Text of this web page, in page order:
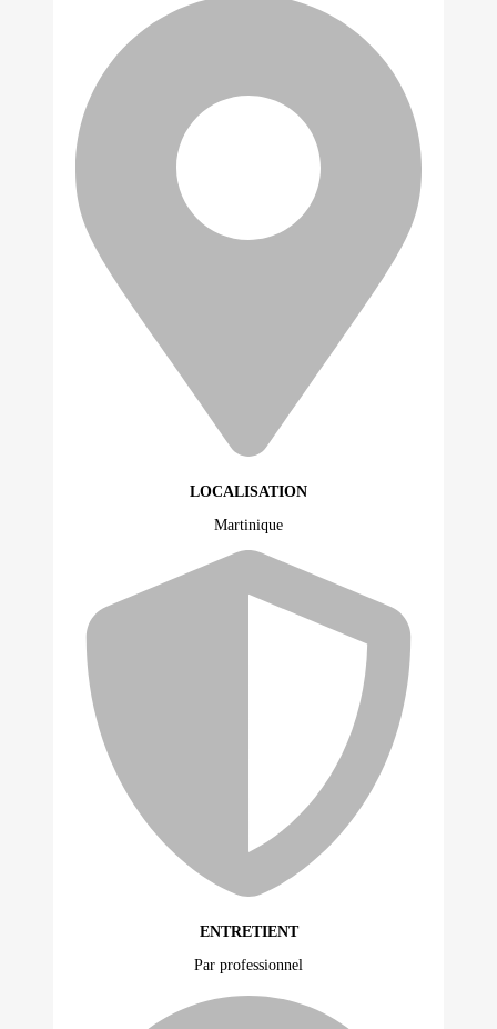
LOCALISATION
Martinique
ENTRETIENT
Par professionnel